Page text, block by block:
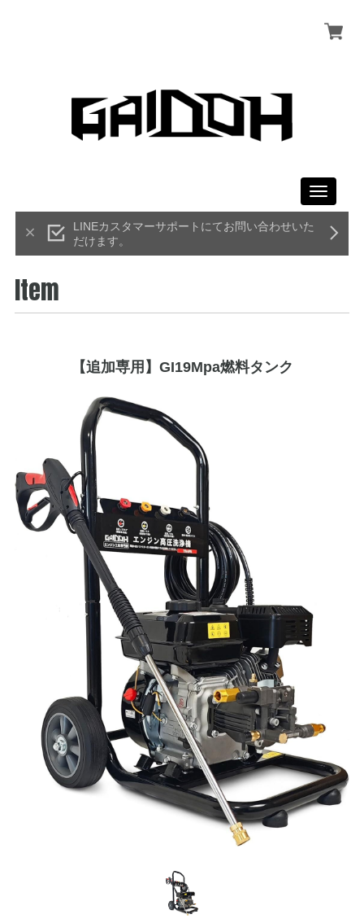
Toggle
LINEカスタマーサポートにてお問い合わせいた
だけます。
Item
【追加専用】GI19Mpa燃料タンク